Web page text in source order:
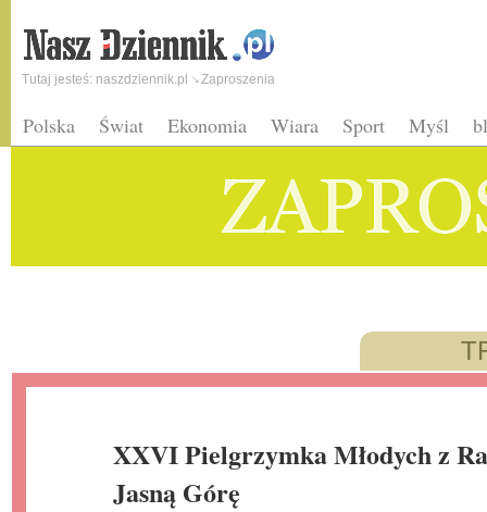
Polska Świat Ekonomia Wiara Sport Myśl
Tutaj jesteś: naszdziennik.pl Zaproszenia
XXVI Pielgrzymka Młodych z
Jasną Górę